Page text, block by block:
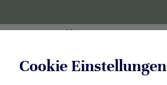
Cookie Einstellungen